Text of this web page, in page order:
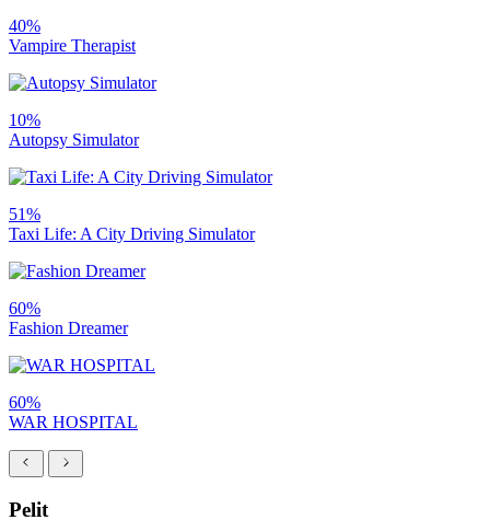
40%
Vampire Therapist
10%
Autopsy Simulator
51%
Taxi Life: A City Driving Simulator
60%
Fashion Dreamer
60%
WAR HOSPITAL
Pelit